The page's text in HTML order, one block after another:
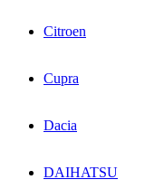
Citroen
Cupra
Dacia
DAIHATSU